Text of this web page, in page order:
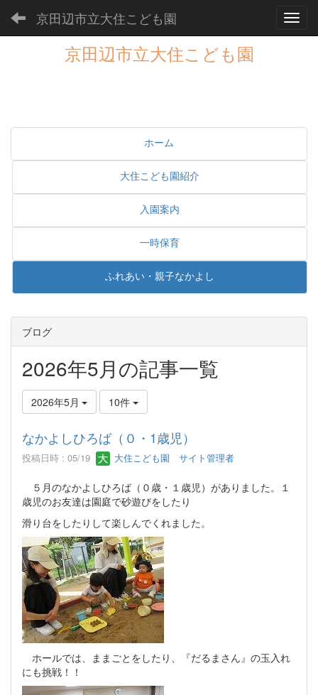
京田辺市立大住こども園
京田辺市立大住こども園
ホーム
大住こども園紹介
入園案内
一時保育
ふれあい・親子なかよし
ブログ
2026年5月の記事一覧
2026年5月 10件
なかよしひろば（０・1歳児）
投稿日時 : 05/19 大住こども園 サイト管理者
５月のなかよしひろば（０歳・１歳児）がありました。１
歳児のお友達は園庭で砂遊びをしたり
滑り台をしたりして楽しんでくれました。
ホールでは、ままごとをしたり、『だるまさん』の玉入れ
にも挑戦！！